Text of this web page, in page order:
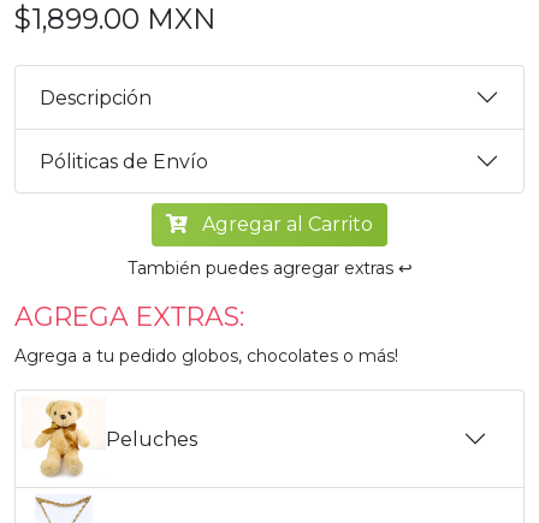
$1,899.00 MXN
Descripción
Póliticas de Envío
Agregar al Carrito
También puedes agregar extras ↩️
AGREGA EXTRAS:
Agrega a tu pedido globos, chocolates o más!
Peluches